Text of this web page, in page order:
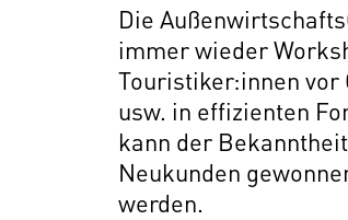
Die
immer wieder
Touristiker:innen vor
usw. in effizienten
kann der
Neukunden
werden.